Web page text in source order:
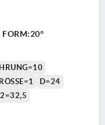
FORM:20°
D=24